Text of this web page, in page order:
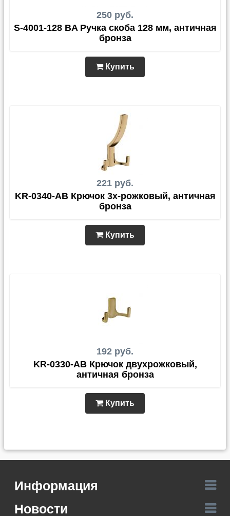
250 руб.
S-4001-128 BA Ручка скоба 128 мм, античная
бронза
Купить
221 руб.
KR-0340-AB Крючок 3х-рожковый, античная
бронза
Купить
192 руб.
KR-0330-AB Крючок двухрожковый,
античная бронза
Купить
Информация
Новости